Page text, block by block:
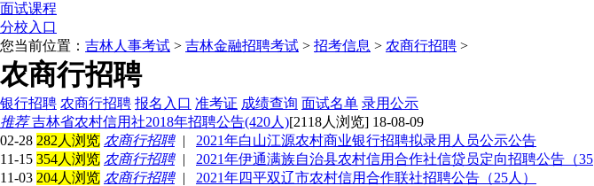
面试课程
分校入口
您当前位置： 吉林人事考试 > 吉林金融招聘考试 > 招考信息 > 农商行招聘 >
农商行招聘
银行招聘 农商行招聘 报名入口 准考证 成绩查询 面试名单 录用公示
推荐吉林省农村信用社2018年招聘公告(420人)[2118人浏览] 18-08-09
02-28 282人浏览 农商行招聘|
2021年白山江源农村商业银行招聘拟录用人员公示公告
11-15 354人浏览 农商行招聘|
2021年伊通满族自治县农村信用合作社信贷员定向招聘公告（35
11-03 204人浏览 农商行招聘|
2021年四平双辽市农村信用合作联社招聘公告（25人）